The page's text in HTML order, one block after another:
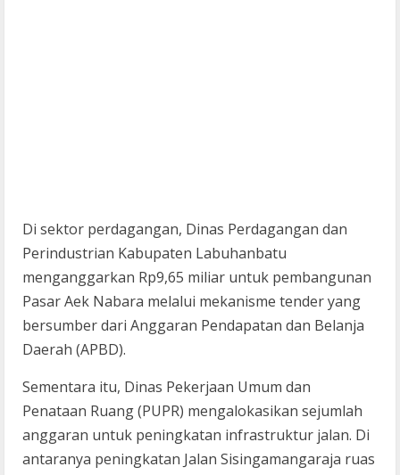
Di sektor perdagangan, Dinas Perdagangan dan
Perindustrian Kabupaten Labuhanbatu
menganggarkan Rp9,65 miliar untuk pembangunan
Pasar Aek Nabara melalui mekanisme tender yang
bersumber dari Anggaran Pendapatan dan Belanja
Daerah (APBD).
Sementara itu, Dinas Pekerjaan Umum dan
Penataan Ruang (PUPR) mengalokasikan sejumlah
anggaran untuk peningkatan infrastruktur jalan. Di
antaranya peningkatan Jalan Sisingamangaraja ruas